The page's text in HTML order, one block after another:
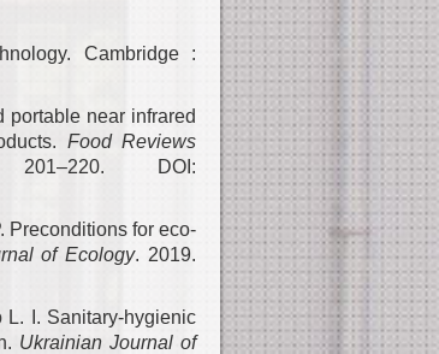
Cambridge :
portable near infrared
Food Reviews
DOI:
Preconditions for eco-
of Ecology. 2019.
L. I. Sanitary-hygienic
Ukrainian Journal of